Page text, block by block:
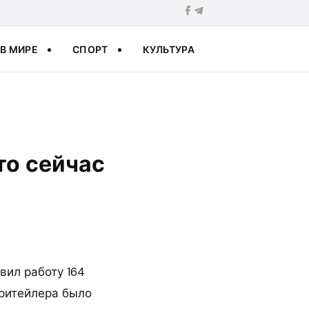
В МИРЕ СПОРТ КУЛЬТУРА
сейчас
работу 164
было